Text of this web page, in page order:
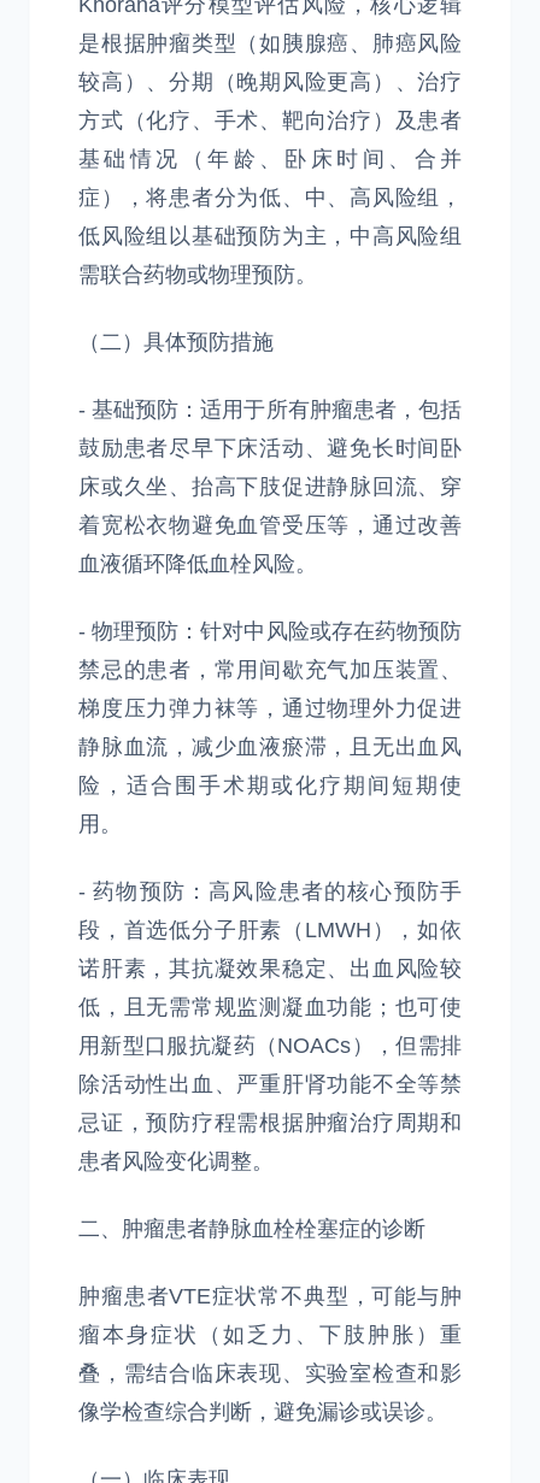
Khorana评分模型评估风险，核心逻辑
是根据肿瘤类型（如胰腺癌、肺癌风险
较高）、分期（晚期风险更高）、治疗
方式（化疗、手术、靶向治疗）及患者
基础情况（年龄、卧床时间、合并
症），将患者分为低、中、高风险组，
低风险组以基础预防为主，中高风险组
需联合药物或物理预防。
（二）具体预防措施
- 基础预防：适用于所有肿瘤患者，包括
鼓励患者尽早下床活动、避免长时间卧
床或久坐、抬高下肢促进静脉回流、穿
着宽松衣物避免血管受压等，通过改善
血液循环降低血栓风险。
- 物理预防：针对中风险或存在药物预防
禁忌的患者，常用间歇充气加压装置、
梯度压力弹力袜等，通过物理外力促进
静脉血流，减少血液瘀滞，且无出血风
险，适合围手术期或化疗期间短期使
用。
- 药物预防：高风险患者的核心预防手
段，首选低分子肝素（LMWH），如依
诺肝素，其抗凝效果稳定、出血风险较
低，且无需常规监测凝血功能；也可使
用新型口服抗凝药（NOACs），但需排
除活动性出血、严重肝肾功能不全等禁
忌证，预防疗程需根据肿瘤治疗周期和
患者风险变化调整。
二、肿瘤患者静脉血栓栓塞症的诊断
肿瘤患者VTE症状常不典型，可能与肿
瘤本身症状（如乏力、下肢肿胀）重
叠，需结合临床表现、实验室检查和影
像学检查综合判断，避免漏诊或误诊。